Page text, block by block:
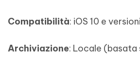
Compatibilità: iOS 10 e
Archiviazione: Locale